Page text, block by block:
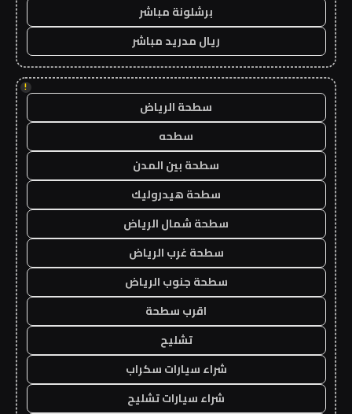
برشلونة مباشر
ريال مدريد مباشر
!
سطحة الرياض
سطحه
سطحة بين المدن
سطحة هيدروليك
سطحة شمال الرياض
سطحة غرب الرياض
سطحة جنوب الرياض
اقرب سطحة
تشليح
شراء سيارات سكراب
شراء سيارات تشليح